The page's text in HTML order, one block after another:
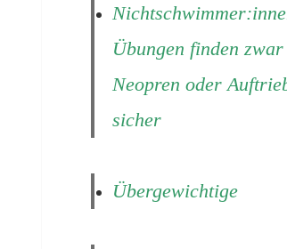
Übungen finden
Neopren oder
sicher
Übergewichtige